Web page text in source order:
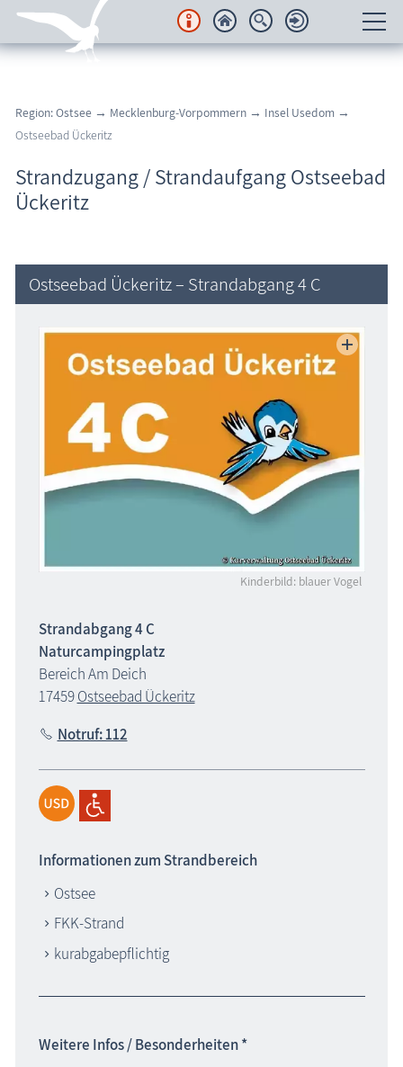
Regionales
Urlaubsorte
Karten
Wissenswertes
Region: Ostsee → Mecklenburg-Vorpommern → Insel Usedom →
Ostseebad Ückeritz
Strandzugang / Strandaufgang Ostseebad
Ückeritz
Ostseebad Ückeritz – Strandabgang 4 C
Kinderbild: blauer Vogel
Strandabgang 4 C
Naturcampingplatz
Bereich Am Deich
17459Ostseebad Ückeritz
Notruf: 112
Informationen zum Strandbereich
Ostsee
FKK-Strand
kurabgabepflichtig
Weitere Infos / Besonderheiten *